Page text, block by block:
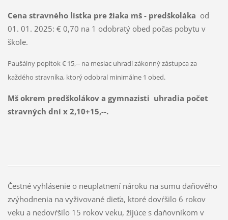
Cena stravného lístka pre žiaka mš - predškoláka od
01. 01. 2025: € 0,70 na 1 odobratý obed počas pobytu v
škole.
Paušálny popltok € 15,-- na mesiac uhradí zákonný zástupca za
každého stravníka, ktorý odobral minimálne 1 obed.
Mš okrem predškolákov a gymnazisti uhradia počet
stravných dní x 2,10+15,--.
Čestné vyhlásenie o neuplatnení nároku na sumu daňového
zvýhodnenia na vyživované dieťa, ktoré dovŕšilo 6 rokov
veku a nedovŕšilo 15 rokov veku, žijúce s daňovníkom v